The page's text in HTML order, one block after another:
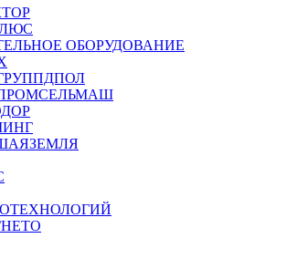
ОБОРУДОВАНИЕ